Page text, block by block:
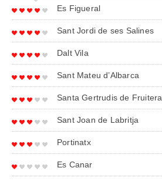
Es Figueral
Sant Jordi de ses Salines
Dalt Vila
Sant Mateu d’Albarca
Santa Gertrudis de Fruitera
Sant Joan de Labritja
Portinatx
Es Canar